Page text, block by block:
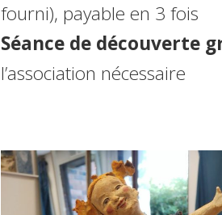
fourni), payable en 3 fois
Séance de découverte
l’association nécessaire